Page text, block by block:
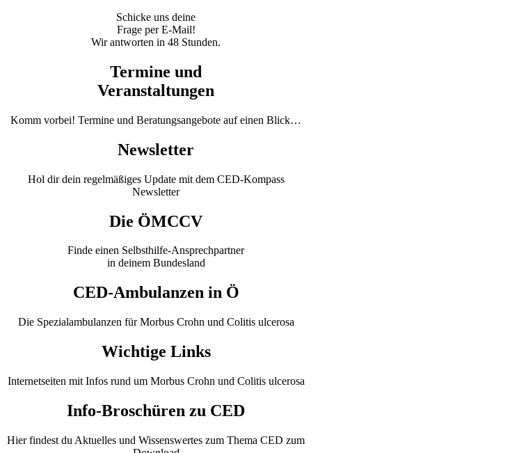
Schicke uns deine
Frage per E-Mail!
Wir antworten in 48 Stunden.
Termine und
Veranstaltungen
Komm vorbei! Termine und Beratungsangebote auf einen Blick…
Newsletter
Hol dir dein regelmäßiges Update mit dem CED-Kompass
Newsletter
Die ÖMCCV
Finde einen Selbsthilfe-Ansprechpartner
in deinem Bundesland
CED-Ambulanzen in Ö
Die Spezialambulanzen für Morbus Crohn und Colitis ulcerosa
Wichtige Links
Internetseiten mit Infos rund um Morbus Crohn und Colitis ulcerosa
Info-Broschüren zu CED
Hier findest du Aktuelles und Wissenswertes zum Thema CED zum